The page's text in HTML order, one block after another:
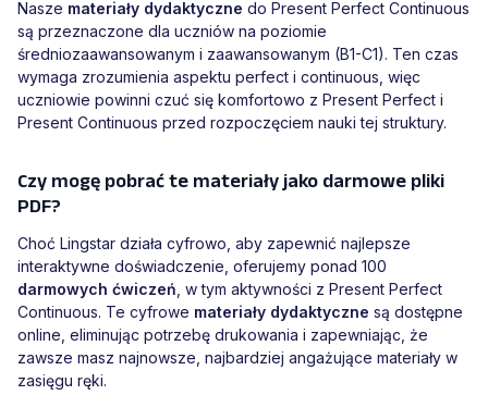
Nasze materiały dydaktyczne do Present Perfect Continuous
są przeznaczone dla uczniów na poziomie
średniozaawansowanym i zaawansowanym (B1-C1). Ten czas
wymaga zrozumienia aspektu perfect i continuous, więc
uczniowie powinni czuć się komfortowo z Present Perfect i
Present Continuous przed rozpoczęciem nauki tej struktury.
Czy mogę pobrać te materiały jako darmowe pliki
PDF?
Choć Lingstar działa cyfrowo, aby zapewnić najlepsze
interaktywne doświadczenie, oferujemy ponad 100
darmowych ćwiczeń, w tym aktywności z Present Perfect
Continuous. Te cyfrowe materiały dydaktyczne są dostępne
online, eliminując potrzebę drukowania i zapewniając, że
zawsze masz najnowsze, najbardziej angażujące materiały w
zasięgu ręki.